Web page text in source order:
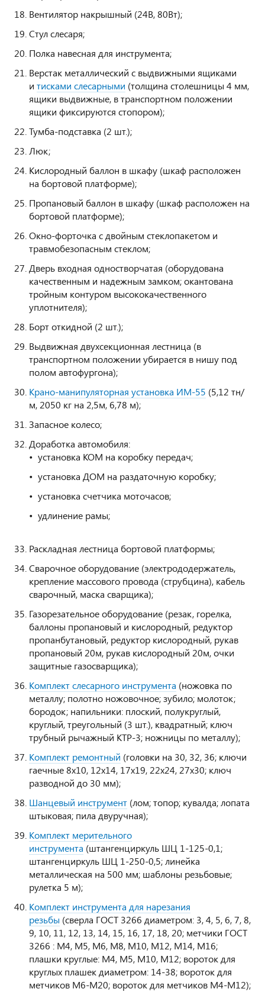
Вентилятор накрышный (24В, 80Вт);
Стул слесаря;
Полка навесная для инструмента;
Верстак металлический с выдвижными ящиками
и тисками слесарными (толщина столешницы 4 мм,
ящики выдвижные, в транспортном положении
ящики фиксируются стопором);
Тумба-подставка (2 шт.);
Люк;
Кислородный баллон в шкафу (шкаф расположен
на бортовой платформе);
Пропановый баллон в шкафу (шкаф расположен на
бортовой платформе);
Окно-форточка с двойным стеклопакетом и
травмобезопасным стеклом;
Дверь входная одностворчатая (оборудована
качественным и надежным замком; окантована
тройным контуром высококачественного
уплотнителя);
Борт откидной (2 шт.);
Выдвижная двухсекционная лестница (в
транспортном положении убирается в нишу под
полом автофургона);
Крано-манипуляторная установка ИМ-55 (5,12 тн/
м, 2050 кг на 2,5м, 6,78 м);
Запасное колесо;
Доработка автомобиля:
установка КОМ на коробку передач;
установка ДОМ на раздаточную коробку;
установка счетчика моточасов;
удлинение рамы;
Раскладная лестница бортовой платформы;
Сварочное оборудование (электрододержатель,
крепление массового провода (струбцина), кабель
сварочный, маска сварщика);
Газорезательное оборудование (резак, горелка,
баллоны пропановый и кислородный, редуктор
пропанбутановый, редуктор кислородный, рукав
пропановый 20м, рукав кислородный 20м, очки
защитные газосварщика);
Комплект слесарного инструмента (ножовка по
металлу; полотно ножовочное; зубило; молоток;
бородок; напильники: плоский, полукруглый,
круглый, треугольный (3 шт.), квадратный; ключ
трубный рычажный КТР-3; ножницы по металлу);
Комплект ремонтный (головки на 30, 32, 36; ключи
гаечные 8х10, 12х14, 17х19, 22х24, 27х30; ключ
разводной до 30 мм);
Шанцевый инструмент (лом; топор; кувалда; лопата
штыковая; пила двуручная);
Комплект мерительного
инструмента (штангенциркуль ШЦ 1-125-0,1;
штангенциркуль ШЦ 1-250-0,5; линейка
металлическая на 500 мм; шаблоны резьбовые;
рулетка 5 м);
Комплект инструмента для нарезания
резьбы (cверла ГОСТ 3266 диаметром: 3, 4, 5, 6, 7, 8,
9, 10, 11, 12, 13, 14, 15, 16, 17, 18, 20; метчики ГОСТ
3266 : М4, М5, М6, М8, М10, М12, М14, М16;
плашки круглые: М4, М5, М10, М12; вороток для
круглых плашек диаметром: 14-38; вороток для
метчиков М6-М20; вороток для метчиков М4-М12);